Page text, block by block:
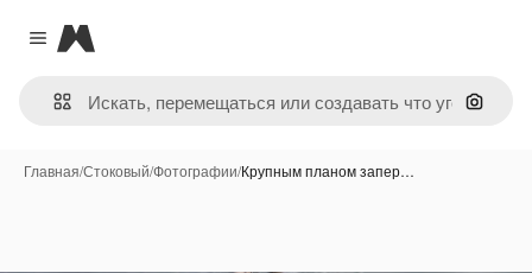
Close menu
Magnific
Поиск
Главная/Стоковый/Фотографии/Крупным планом запер…